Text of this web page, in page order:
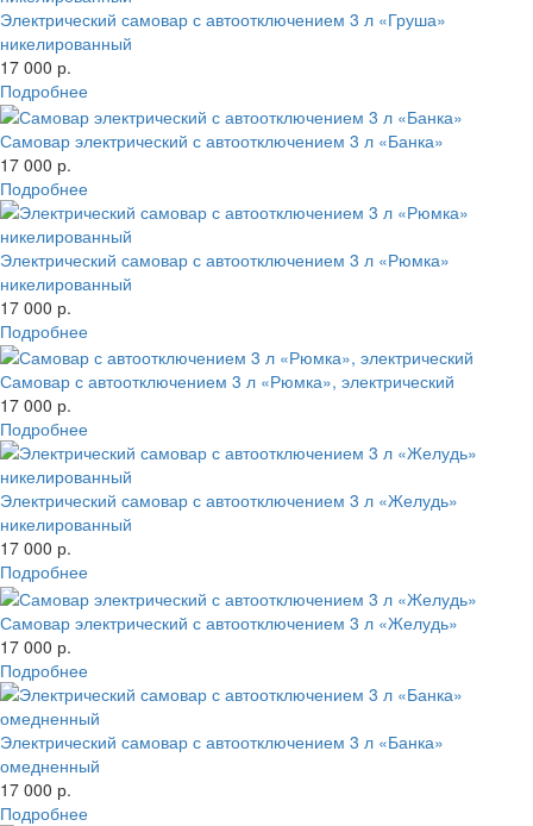
Электрический самовар с автоотключением 3 л «Груша»
никелированный
17 000 р.
Подробнее
Самовар электрический с автоотключением 3 л «Банка»
17 000 р.
Подробнее
Электрический самовар с автоотключением 3 л «Рюмка»
никелированный
17 000 р.
Подробнее
Самовар с автоотключением 3 л «Рюмка», электрический
17 000 р.
Подробнее
Электрический самовар с автоотключением 3 л «Желудь»
никелированный
17 000 р.
Подробнее
Самовар электрический с автоотключением 3 л «Желудь»
17 000 р.
Подробнее
Электрический самовар с автоотключением 3 л «Банка»
омедненный
17 000 р.
Подробнее